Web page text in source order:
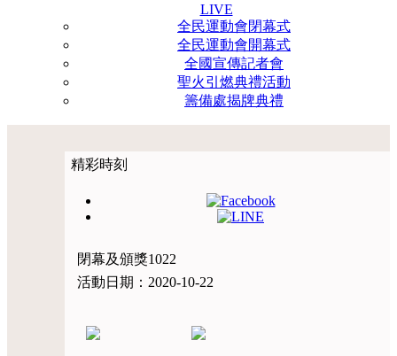
LIVE
全民運動會閉幕式
全民運動會開幕式
全國宣傳記者會
聖火引燃典禮活動
籌備處揭牌典禮
精彩時刻
閉幕及頒獎1022
活動日期：2020-10-22